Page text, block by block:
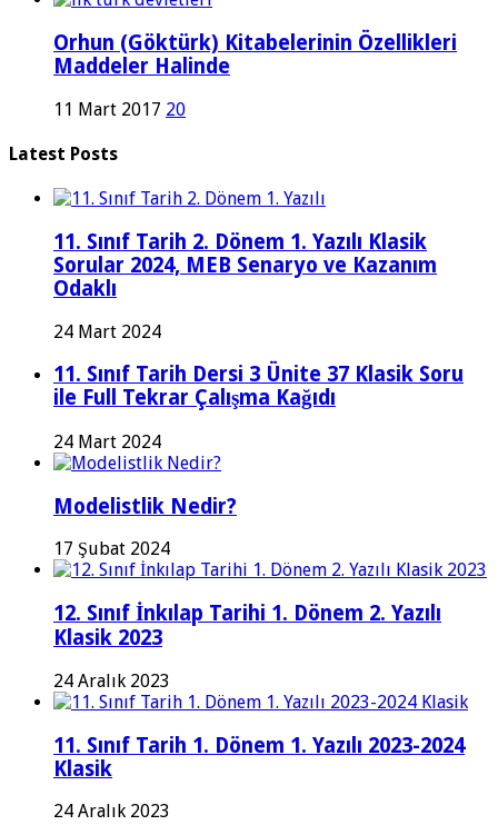
Orhun (Göktürk) Kitabelerinin Özellikleri
Maddeler Halinde
11 Mart 2017 20
Latest Posts
11. Sınıf Tarih 2. Dönem 1. Yazılı Klasik
Sorular 2024, MEB Senaryo ve Kazanım
Odaklı
24 Mart 2024
11. Sınıf Tarih Dersi 3 Ünite 37 Klasik Soru
ile Full Tekrar Çalışma Kağıdı
24 Mart 2024
Modelistlik Nedir?
17 Şubat 2024
12. Sınıf İnkılap Tarihi 1. Dönem 2. Yazılı
Klasik 2023
24 Aralık 2023
11. Sınıf Tarih 1. Dönem 1. Yazılı 2023-2024
Klasik
24 Aralık 2023